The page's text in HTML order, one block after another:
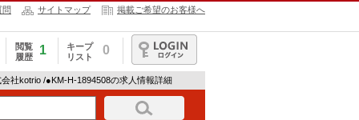
問 サイトマップ 掲載ご希望のお客様へ
閲覧
履歴
1
キープ
リスト
0
ログイン
会社kotrio /●KM-H-1894508の求人情報詳細